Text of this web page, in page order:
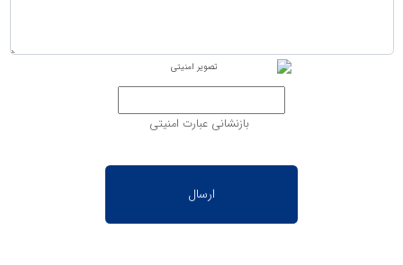
بازنشانی عبارت امنیتی